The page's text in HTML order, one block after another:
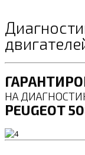
НА
PEUGEOT